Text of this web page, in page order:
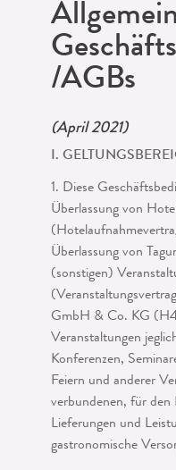
/AGBs
(April 2021)
I.
1. Diese
Überlassung von
Überlassung von
(sonstigen)
GmbH & Co. KG
Veranstaltungen
Konferenzen,
Feiern und anderer
verbundenen, für den
Lieferungen und
gastronomische